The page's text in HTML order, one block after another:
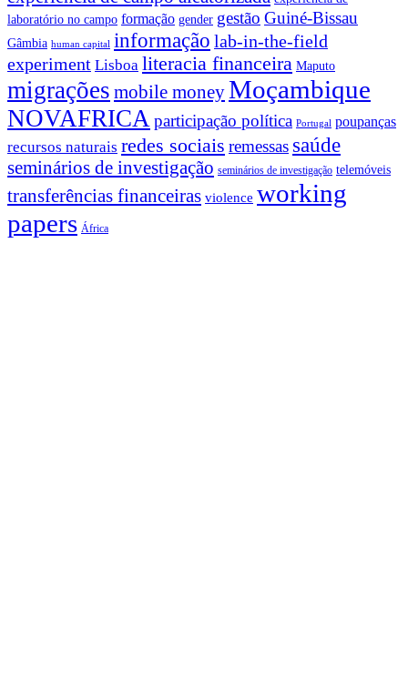
laboratório no campo formação gender gestão Guiné-Bissau
Gâmbia human capital informação lab-in-the-field
experiment Lisboa literacia financeira Maputo
migrações mobile moneyMoçambique
NOVAFRICAparticipação política Portugal poupanças
recursos naturais redes sociais remessas saúde
seminários de investigação seminários de investigação telemóveis
transferências financeiras violence working
papers África